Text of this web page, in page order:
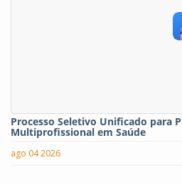
Processo Seletivo Unificado para
Multiprofissional em Saúde
ago 04 2026